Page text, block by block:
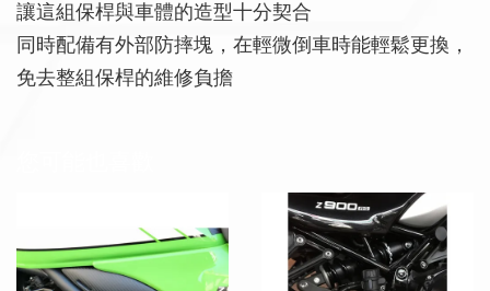
讓這組保桿與車體的造型十分契合
同時配備有外部防摔塊，在輕微倒車時能輕鬆更換，
免去整組保桿的維修負擔